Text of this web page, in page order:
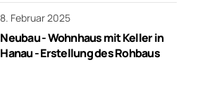
8. Februar 2025
Neubau - Wohnhaus mit Keller in
Hanau - Erstellung des Rohbaus